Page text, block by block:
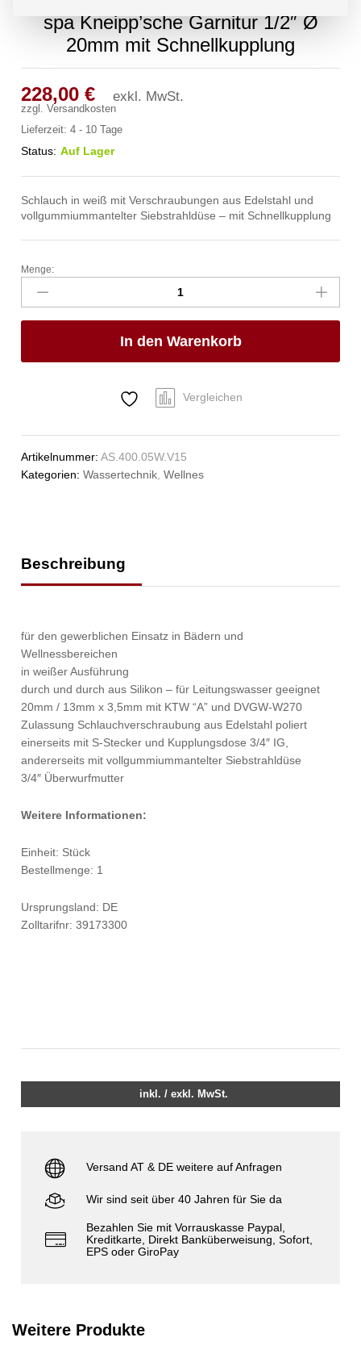
spa Kneipp’sche Garnitur 1/2″ Ø
20mm mit Schnellkupplung
228,00€ exkl. MwSt.
zzgl.Versandkosten
Lieferzeit:4 - 10 Tage
Status: Auf Lager
Schlauch in weiß mit Verschraubungen aus Edelstahl und
vollgummiummantelter Siebstrahldüse – mit Schnellkupplung
spa
Kneipp'sche
Garnitur
1/2"
20mm
Menge:
In den Warenkorb
Vergleichen
Artikelnummer:AS.400.05W.V15
Kategorien:Wassertechnik,Wellnes
Beschreibung
für den gewerblichen Einsatz in Bädern und
Wellnessbereichen
in weißer Ausführung
durch und durch aus Silikon – für Leitungswasser geeignet
20mm / 13mm x 3,5mm mit KTW “A” und DVGW-W270
Zulassung Schlauchverschraubung aus Edelstahl poliert
einerseits mit S-Stecker und Kupplungsdose 3/4″ IG,
andererseits mit vollgummiummantelter Siebstrahldüse
3/4″ Überwurfmutter
Weitere Informationen:
Einheit: Stück
Bestellmenge: 1
Ursprungsland: DE
Zolltarifnr: 39173300
inkl. / exkl. MwSt.
Versand AT & DE weitere auf Anfragen
Wir sind seit über 40 Jahren für Sie da
Bezahlen Sie mit Vorrauskasse Paypal,
Kreditkarte, Direkt Banküberweisung, Sofort,
EPS oder GiroPay
Weitere Produkte